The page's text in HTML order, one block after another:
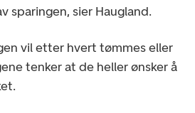
sparingen, sier Haugland.
vil etter hvert tømmes eller
tenker at de heller ønsker å